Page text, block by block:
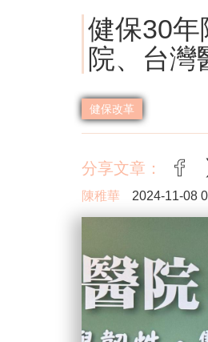
健保30年
院、台灣
健保改革
分享文章：
陳稚華 2024-11-08